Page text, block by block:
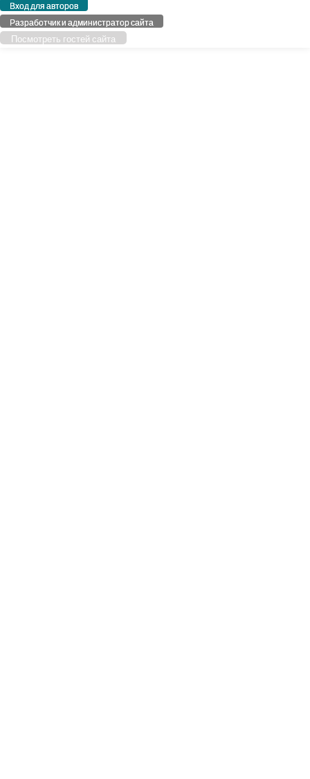
Вход для авторов
Разработчик и администратор сайта
Посмотреть гостей сайта